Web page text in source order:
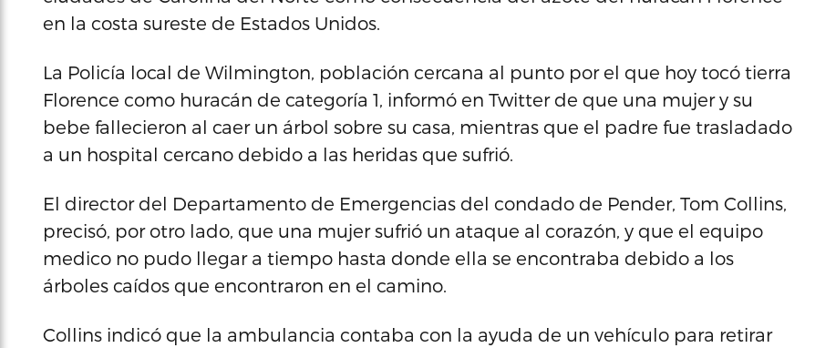
en la costa sureste de Estados Unidos.
La Policía local de Wilmington, población cercana al punto por el que hoy tocó tierra
Florence como huracán de categoría 1, informó en Twitter de que una mujer y su
bebe fallecieron al caer un árbol sobre su casa, mientras que el padre fue trasladado
a un hospital cercano debido a las heridas que sufrió.
El director del Departamento de Emergencias del condado de Pender, Tom Collins,
precisó, por otro lado, que una mujer sufrió un ataque al corazón, y que el equipo
medico no pudo llegar a tiempo hasta donde ella se encontraba debido a los
árboles caídos que encontraron en el camino.
Collins indicó que la ambulancia contaba con la ayuda de un vehículo para retirar